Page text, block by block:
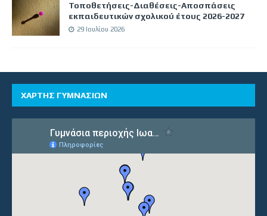
Τοποθετήσεις-Διαθέσεις-Αποσπάσεις
εκπαιδευτικών σχολικού έτους 2026-2027
29 Ιουλίου 2026
ΧΑΡΤΗΣ ΓΥΜΝΑΣΙΩΝ